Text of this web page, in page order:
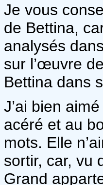
Je vous
de Bettina,
analysés
sur l’œuvre de
Bettina dans
J’ai bien
acéré et au
mots. Elle
sortir, car, vu
Grand